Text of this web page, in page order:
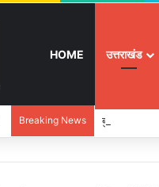
HOME उत्तराखंड
Breaking News बुजुर्ग-